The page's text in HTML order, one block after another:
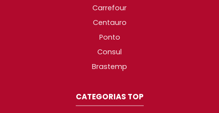
Carrefour
Centauro
Ponto
Consul
Brastemp
CATEGORIAS TOP